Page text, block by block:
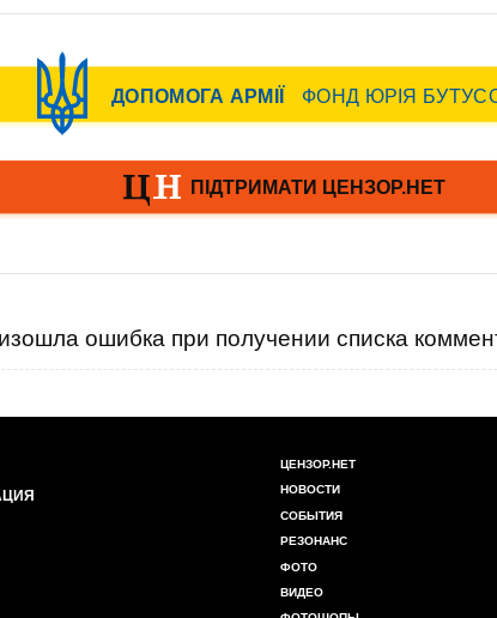
ошибка при получении списка
ЦЕНЗОР.НЕТ
НОВОСТИ
СОБЫТИЯ
РЕЗОНАНС
ФОТО
ВИДЕО